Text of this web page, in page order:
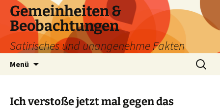
Zum
Inhalt
springen
Gemeinheiten &
Beobachtungen
Satirisches und unangenehme Fakten
Menü
Suchen
nach:
Ich verstoße jetzt mal gegen das